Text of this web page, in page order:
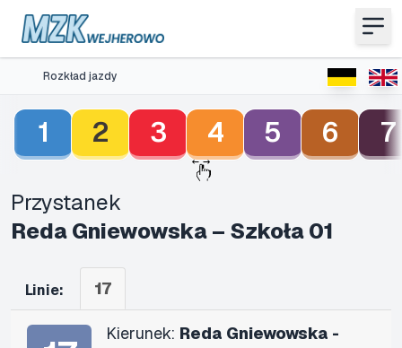
Rozkład jazdy
1 2 3 4 5 6 7
Przystanek
Reda Gniewowska – Szkoła 01
Linie: 17
Kierunek: Reda Gniewowska -